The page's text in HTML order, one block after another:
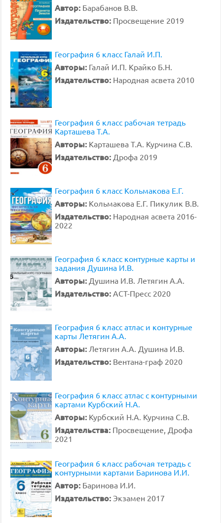
Автор: Барабанов В.В.
Издательство: Просвещение 2019
География 6 класс Галай И.П.
Авторы: Галай И.П. Крайко Б.Н.
Издательство: Народная асвета 2010
География 6 класс рабочая тетрадь
Карташева Т.А.
Авторы: Карташева Т.А. Курчина С.В.
Издательство: Дрофа 2019
География 6 класс Кольмакова Е.Г.
Авторы: Кольмакова Е.Г. Пикулик В.В.
Издательство: Народная асвета 2016-
2022
География 6 класс контурные карты и
задания Душина И.В.
Авторы: Душина И.В. Летягин А.А.
Издательство: АСТ-Пресс 2020
География 6 класс атлас и контурные
карты Летягин А.А.
Авторы: Летягин А.А. Душина И.В.
Издательство: Вентана-граф 2020
География 6 класс атлас с контурными
картами Курбский Н.А.
Авторы: Курбский Н.А. Курчина С.В.
Издательства: Просвещение, Дрофа
2021
География 6 класс рабочая тетрадь с
контурными картами Баринова И.И.
Автор: Баринова И.И.
Издательство: Экзамен 2017